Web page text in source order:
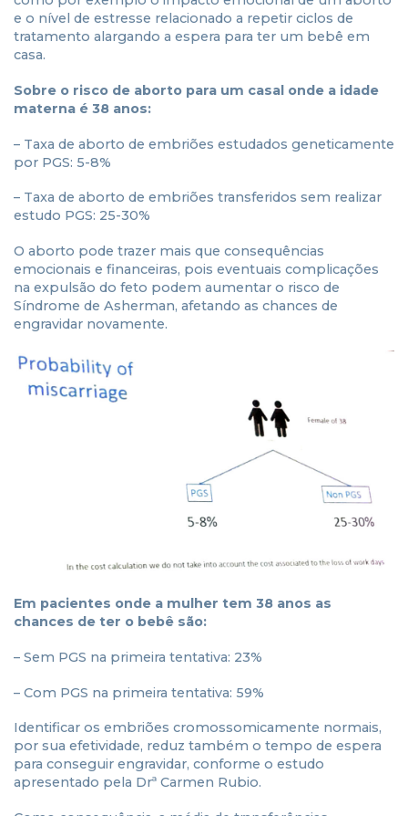
e o nível de estresse relacionado a repetir ciclos de
tratamento alargando a espera para ter um bebê em
casa.
Sobre o risco de aborto para um casal onde a idade
materna é 38 anos:
– Taxa de aborto de embriões estudados geneticamente
por PGS: 5-8%
– Taxa de aborto de embriões transferidos sem realizar
estudo PGS: 25-30%
O aborto pode trazer mais que consequências
emocionais e financeiras, pois eventuais complicações
na expulsão do feto podem aumentar o risco de
Síndrome de Asherman, afetando as chances de
engravidar novamente.
Em pacientes onde a mulher tem 38 anos as
chances de ter o bebê são:
– Sem PGS na primeira tentativa: 23%
– Com PGS na primeira tentativa: 59%
Identificar os embriões cromossomicamente normais,
por sua efetividade, reduz também o tempo de espera
para conseguir engravidar, conforme o estudo
apresentado pela Drª Carmen Rubio.